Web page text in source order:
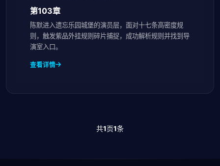
第103章
陈默进入遗忘乐园城堡的演员层，面对十七条高密度规
则，触发紫品外挂规则碎片捕捉，成功解析规则并找到导
演室入口。
查看详情
共1页1条